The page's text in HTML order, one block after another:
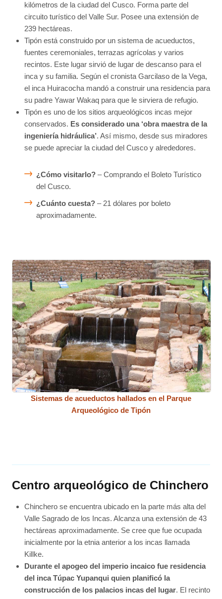
kilómetros de la ciudad del Cusco. Forma parte del
circuito turístico del Valle Sur. Posee una extensión de
239 hectáreas.
Tipón está construido por un sistema de acueductos,
fuentes ceremoniales, terrazas agrícolas y varios
recintos. Este lugar sirvió de lugar de descanso para el
inca y su familia. Según el cronista Garcilaso de la Vega,
el inca Huiracocha mandó a construir una residencia para
su padre Yawar Wakaq para que le sirviera de refugio.
Tipón es uno de los sitios arqueológicos incas mejor
conservados. Es considerado una ‘obra maestra de la
ingeniería hidráulica’. Así mismo, desde sus miradores
se puede apreciar la ciudad del Cusco y alrededores.
¿Cómo visitarlo? – Comprando el Boleto Turístico
del Cusco.
¿Cuánto cuesta? – 21 dólares por boleto
aproximadamente.
Sistemas de acueductos hallados en el Parque
Arqueológico de Tipón
Centro arqueológico de Chinchero
Chinchero se encuentra ubicado en la parte más alta del
Valle Sagrado de los Incas. Alcanza una extensión de 43
hectáreas aproximadamente. Se cree que fue ocupada
inicialmente por la etnia anterior a los incas llamada
Killke.
Durante el apogeo del imperio incaico fue residencia
del inca Túpac Yupanqui quien planificó la
construcción de los palacios incas del lugar. El recinto